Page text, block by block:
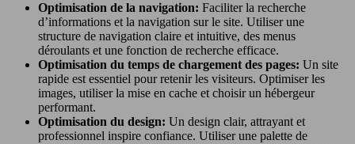
Optimisation de la navigation: Faciliter la recherche
d’informations et la navigation sur le site. Utiliser une
structure de navigation claire et intuitive, des menus
déroulants et une fonction de recherche efficace.
Optimisation du temps de chargement des pages: Un site
rapide est essentiel pour retenir les visiteurs. Optimiser les
images, utiliser la mise en cache et choisir un hébergeur
performant.
Optimisation du design: Un design clair, attrayant et
professionnel inspire confiance. Utiliser une palette de